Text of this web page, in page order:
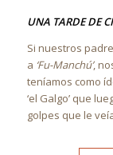
UNA TARDE DE
Si nuestros
a ‘Fu-Manchú’,
teníamos como
‘el Galgo’ que
golpes que le